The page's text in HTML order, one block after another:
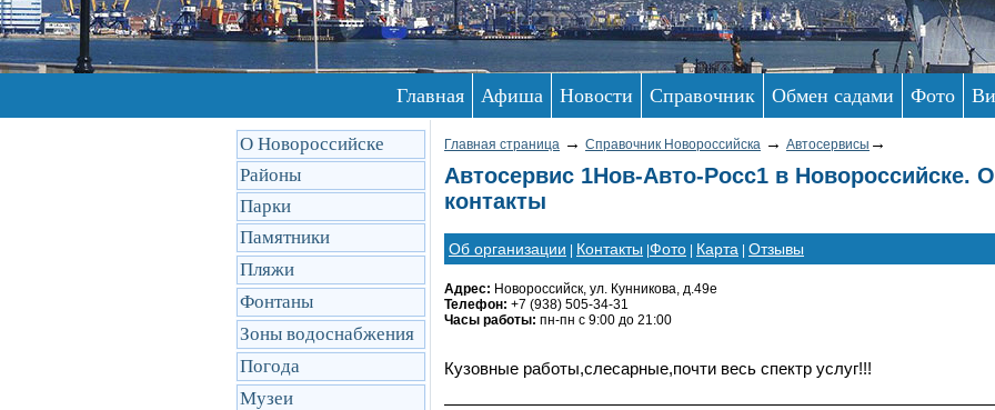
Главная Афиша Новости Справочник Обмен садами Фото
О Новороссийске
Районы
Парки
Памятники
Пляжи
Фонтаны
Зоны водоснабжения
Погода
Музеи
Главная страница → Справочник Новороссийска → Автосервисы →
Автосервис 1Нов-Авто-Росс1 в Новороссийске.
контакты
Об организации Контакты Фото Карта Отзывы
Адрес: Новороссийск, ул. Кунникова, д.49е
Телефон: +7 (938) 505-34-31
Часы работы: пн-пн с 9:00 до 21:00
Кузовные работы,слесарные,почти весь спектр услуг!!!